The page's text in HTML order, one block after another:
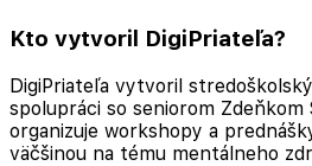
Kto vytvoril DigiPriateľa?
DigiPriateľa vytvoril
spolupráci so seniorom
organizuje workshopy a
väčšinou na tému mentálneho